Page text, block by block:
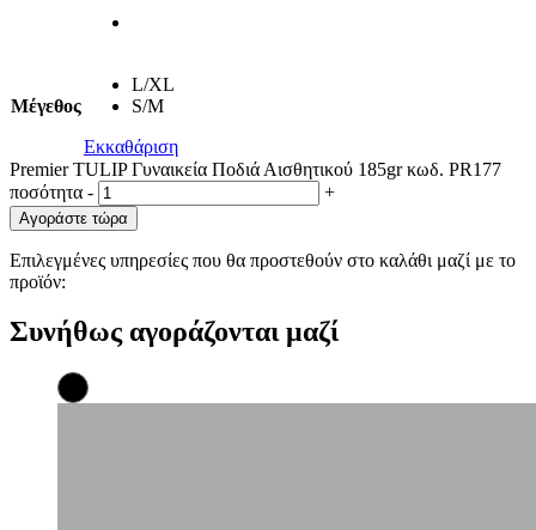
Μέγεθος
L/XL
S/M
Εκκαθάριση
Premier TULIP Γυναικεία Ποδιά Αισθητικού 185gr κωδ. PR177
ποσότητα - +
Αγοράστε τώρα
Επιλεγμένες υπηρεσίες που θα προστεθούν στο καλάθι μαζί με το
προϊόν:
Συνήθως αγοράζονται μαζί